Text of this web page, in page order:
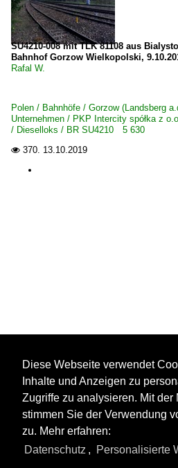
SU4210-008 mit TLK 81108 aus
Bahnhof Gorzow Wielkopolski,
Rafal W.
Polen / Bahnhöfe / Gorzow (Landsberg
Unternehmen / PKP Intercity spółka z
/ Dieselloks / BR SU4210 5 630
 370. 13.10.2019
Diese Webseite verwendet
Inhalte und Anzeigen zu
Zugriffe zu analysieren. Mit der
stimmen Sie der Verwendung
zu. Mehr erfahren:
Datenschutz , Personalisierte